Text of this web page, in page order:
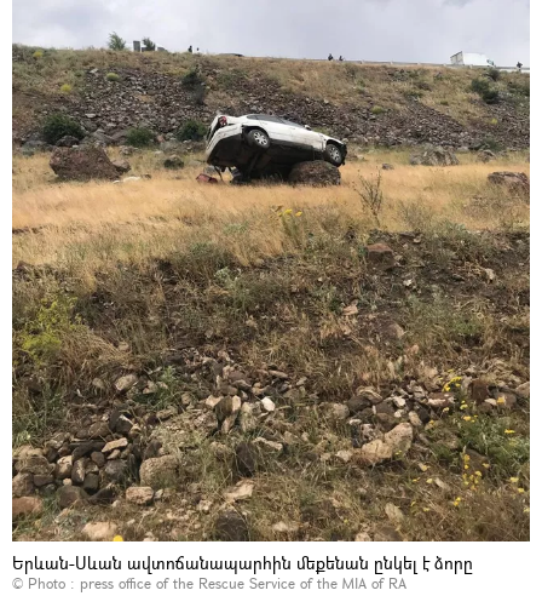
Երևան-Սևան ավտոճանապարհին մեքենան ընկել է ձորը
© Photo : press office of the Rescue Service of the MIA of RA